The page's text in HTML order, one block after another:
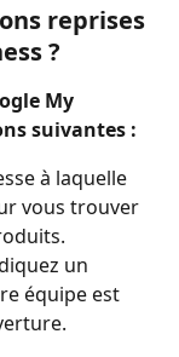
reprises
?
My
suivantes :
à laquelle
vous trouver
un
équipe est